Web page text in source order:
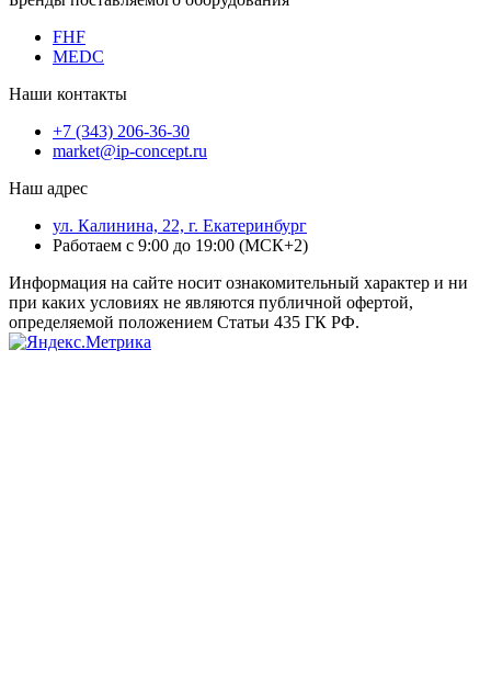
FHF
MEDC
Наши контакты
+7 (343) 206-36-30
market@ip-concept.ru
Наш адрес
ул. Калинина, 22, г. Екатеринбург
Работаем с 9:00 до 19:00 (МСК+2)
Информация на сайте носит ознакомительный характер и ни
при каких условиях не являются публичной офертой,
определяемой положением Статьи 435 ГК РФ.